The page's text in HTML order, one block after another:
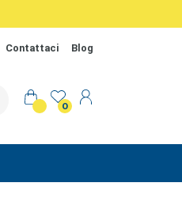
Contattaci Blog
0